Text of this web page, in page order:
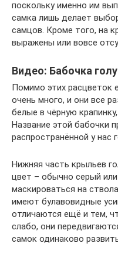
поскольку именно им
самка лишь делает
самцов. Кроме того, на
выражены или вовсе
Видео: Бабочка
Помимо этих расцветок
очень много, и они все
белые в чёрную
Название этой бабочки
распространённой у нас
Нижняя часть крыльев
цвет – обычно серый
маскироваться на
имеют булавовидные
отличаются ещё и тем,
слабо, они
самок одинаково